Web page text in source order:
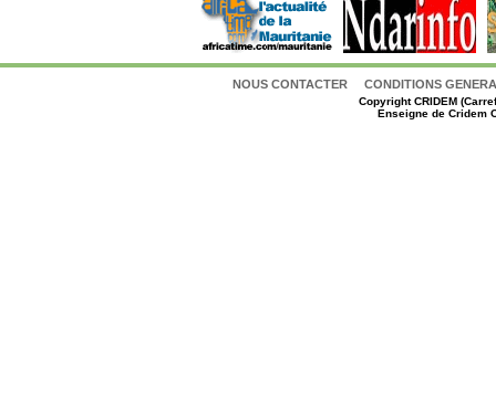
NOUS CONTACTER CONDITIONS
CopyrightCRIDEM
Enseigne de Cridem